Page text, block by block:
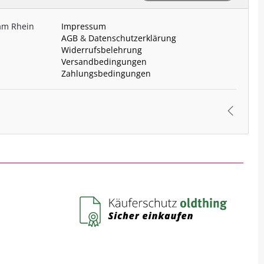
Rhein
Impressum
AGB& Datenschutzerklärung
Widerrufsbelehrung
Versandbedingungen
Zahlungsbedingungen